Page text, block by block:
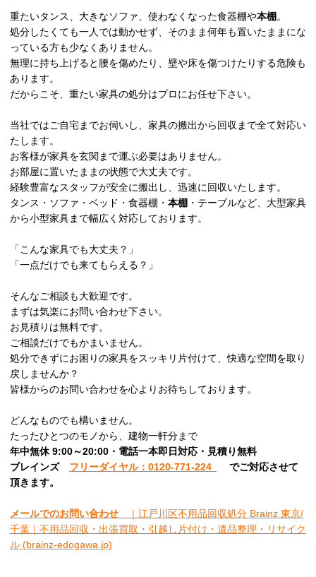
重たいタンス、大きなソファ、使わなくなった食器棚や本棚 。
処分したくても一人では動かせず、そのまま何年も置いたままにな
っている方も少なくありません。
無理に持ち上げると腰を傷めたり、壁や床を傷つけたりする危険も
あります。
だからこそ、重たい家具の処分はプロにお任せ下さい。
当社ではご自宅までお伺いし、家具の搬出から回収まで全て対応い
たします。
お客様が家具を玄関まで運ぶ必要はありません。
お部屋に置いたままの状態で大丈夫です。
経験豊富なスタッフが安全に搬出し、迅速に回収いたします。
タンス・ソファ・ベッド・食器棚・ 本棚 ・テーブルなど、大型家具
から小型家具まで幅広く対応しております。
「こんな家具でも大丈夫？」
「一点だけでも来てもらえる？」
そんなご相談も大歓迎です。
まずは気楽にお問い合わせ下さい。
お見積りは無料です。
ご相談だけでもかまいません。
処分できずにお困りの家具をスッキリ片付けて、快適な空間を取り
戻しませんか？
皆様からのお問い合わせを心よりお待ちしております。
どんなものでも構いません。
たったひとつのモノから、建物一軒分まで
年中無休 9:00～20:00・電話一本即日対応・見積り無料
ブレインズ フリーダイヤル：0120-771-224
でご対応させて
頂きます。
メールでのお問い合わせ
｜江戸川区不用品回収処分 Brainz 東京/
千葉｜不用品回収・出張買取・引越し片付け・遺品整理・リサイク
ル (brainz-edogawa.jp)